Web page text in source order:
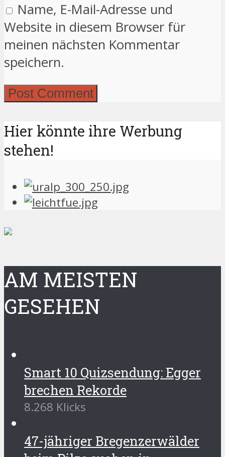
Name, E-Mail-Adresse und
Website in diesem Browser für
meinen nächsten Kommentar
speichern.
Hier könnte ihre Werbung
stehen!
AM MEISTEN
GESEHEN
Smart 10 Quizsendung: Egger
brechen Rekorde
8.268 Klicks
47-jähriger Bregenzerwälder